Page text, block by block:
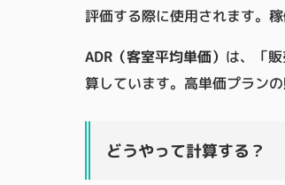
評価する際に使用されます。
ADR（客室平均単価） は、「
算しています。高単価プラン
どうやって計算する？